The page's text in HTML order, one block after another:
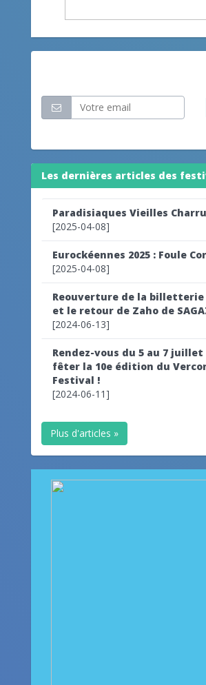
Les dernières articles des
Paradisiaques Vieilles
[2025-04-08]
Eurockéennes 2025 : Foule
[2025-04-08]
Reouverture de la
et le retour de Zaho de
[2024-06-13]
Rendez-vous du 5 au 7
fêter la 10e édition du
Festival !
[2024-06-11]
Plus d'articles »